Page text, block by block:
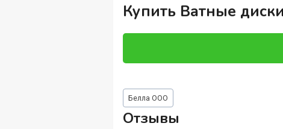
Купить Ватные
Метки
записи:
Белла ООО
Отзывы